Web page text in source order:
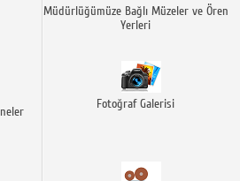
Müdürlüğümüze Bağlı Müzeler ve Ören
Yerleri
Fotoğraf Galerisi